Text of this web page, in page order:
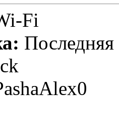
Fi
Последняя